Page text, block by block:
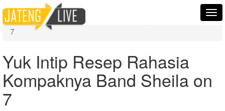
Home
Berita
Yuk Intip Resep Rahasia Kompaknya Band Sheila on
7
Yuk Intip Resep Rahasia
Kompaknya Band Sheila on
7